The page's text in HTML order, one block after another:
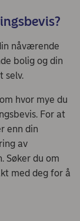
nåværende
bolig og din
selv.
hvor mye du
For at
enn din
av
Søker du om
med deg for å